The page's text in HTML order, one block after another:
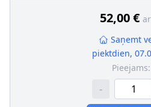
Papildu artikuls/Papildu info 2
mehānisma manšetēm
Ievērot servisa informāciju:
pāra artikulu numuri:44298
Ārējās vītnes izmērs
M16 x 1,5,
52,00 €
Saņemt
piektdien,
Pieejams:
-